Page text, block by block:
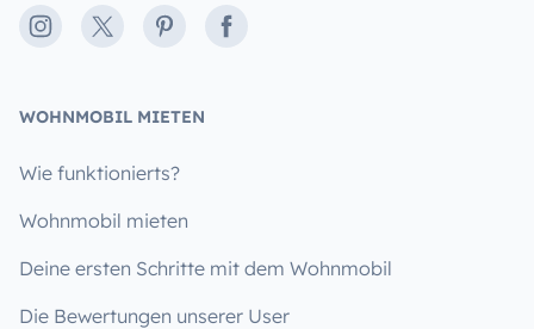
Instagram
X PinterestFacebook
WOHNMOBIL MIETEN
Wie funktionierts?
Wohnmobil mieten
Deine ersten Schritte mit dem Wohnmobil
Die Bewertungen unserer User